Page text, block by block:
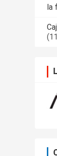
la